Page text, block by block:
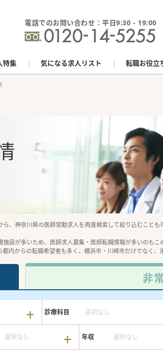
電話でのお問い合わせ：平日9:30 - 19:00
特集 気になる求人リスト 転職お役立
、神奈川県の医師常勤求人を再度検索して絞り込むことも
設が多いため、医師求人募集・医師転職情報が多いのも
からの転職希望者も多く、横浜市・川崎市だけでなく、
非
診療科目 選択なし
選択なし 年収 選択なし